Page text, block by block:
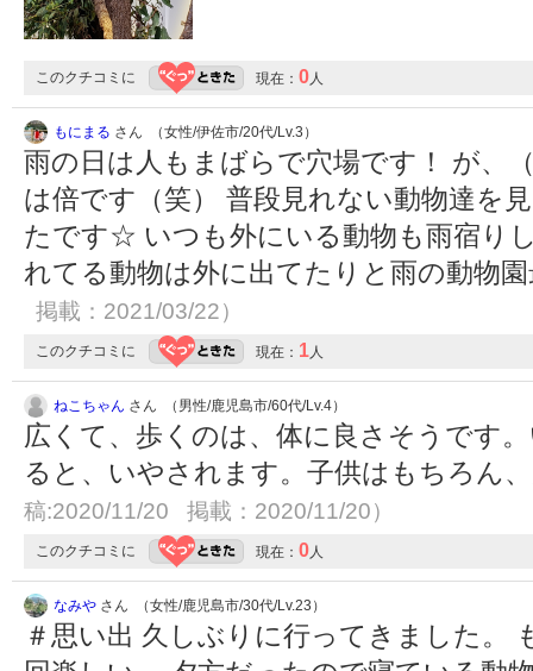
このクチコミに 現在： 0人
もにまる さん （女性/伊佐市/20代/Lv.3）
雨の日は人もまばらで穴場です！ が、
は倍です（笑） 普段見れない動物達を
たです☆ いつも外にいる動物も雨宿り
れてる動物は外に出てたりと雨の動物
掲載：2021/03/22）
このクチコミに 現在： 1人
ねこちゃん さん （男性/鹿児島市/60代/Lv.4）
広くて、歩くのは、体に良さそうです
ると、いやされます。子供はもちろん
稿:2020/11/20 掲載：2020/11/20）
このクチコミに 現在： 0人
なみや さん （女性/鹿児島市/30代/Lv.23）
＃思い出 久しぶりに行ってきました。